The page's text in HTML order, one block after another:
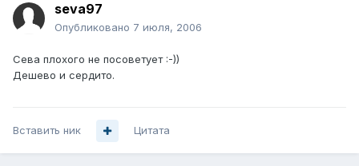
seva97
Опубликовано 7 июля, 2006
Сева плохого не посоветует :-))
Дешево и сердито.
Вставить ник Цитата